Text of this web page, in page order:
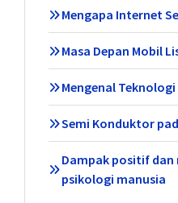
Mengapa Internet
Masa Depan Mobil
Mengenal Teknologi
Semi Konduktor
Dampak positif dan
psikologi manusia